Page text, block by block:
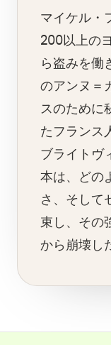
マイケル・
200以上の
ら盗みを働
のアンヌ＝
スのために
たフランス
ブライトヴ
本は、どの
さ、そして
束し、その
から崩壊し